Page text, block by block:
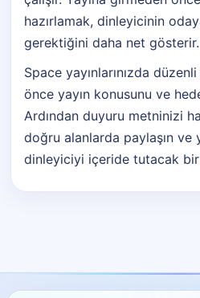
hazırlamak, dinleyicinin
gerektiğini daha net gösterir.
Space yayınlarınızda
önce yayın konusunu ve
Ardından duyuru metninizi
doğru alanlarda paylaşın ve
dinleyiciyi içeride tutacak bir